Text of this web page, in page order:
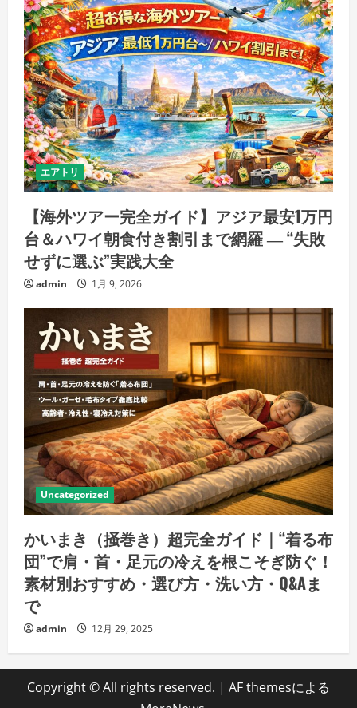
エアトリ
【海外ツアー完全ガイド】アジア最安1万円
台＆ハワイ朝食付き割引まで網羅 ― “失敗
せずに選ぶ”実践大全
admin 1月 9, 2026
Uncategorized
かいまき（掻巻き）超完全ガイド｜“着る布
団”で肩・首・足元の冷えを根こそぎ防ぐ！
素材別おすすめ・選び方・洗い方・Q&Aま
で
admin 12月 29, 2025
Copyright © All rights reserved. | AF themesによる